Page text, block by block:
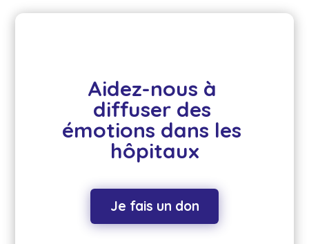
Aidez-nous à
diffuser des
émotions dans les
hôpitaux
Je fais un don